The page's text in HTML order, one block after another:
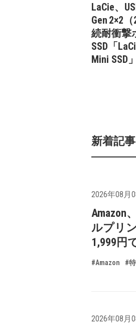
LaCie、
Gen 2×2
続耐衝撃
SSD「
Mini SSD
新着記事
2026年08月
Amazon
ルプリン
1,999円
#Amazon #
2026年08月